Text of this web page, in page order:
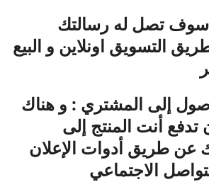
تصل له رسالتك
التسويق اونلاين و البيع
إلى المشتري : و هناك
تدفع أنت المنتج إلى
عن طريق أدوات الإعلان
الاجتماعي